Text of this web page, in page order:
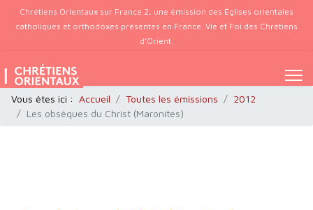
Chrétiens Orientaux sur France 2, une émission des Églises orientales
catholiques et orthodoxes présentes en France. Vie et Foi des Chrétiens
d’Orient.
Vous êtes ici : Accueil Toutes les émissions
2012
Les obsèques du Christ (Maronites)